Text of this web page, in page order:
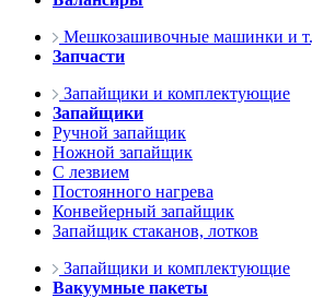
Мешкозашивочные машинки и
Запчасти
Запайщики и комплектующие
Запайщики
Ручной запайщик
Ножной запайщик
С лезвием
Постоянного нагрева
Конвейерный запайщик
Запайщик стаканов, лотков
Запайщики и комплектующие
Вакуумные пакеты